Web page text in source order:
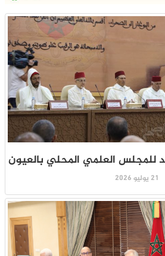
للمجلس العلمي المحلي بالعيون
21 يوليو 2026